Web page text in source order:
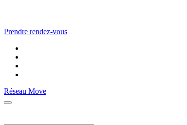
Prendre rendez-vous
Réseau Move